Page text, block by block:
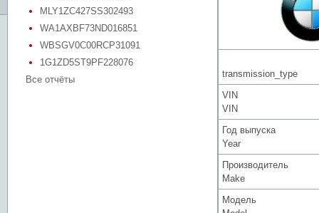
MLY1ZC427SS302493
WA1AXBF73ND016851
WBSGV0C00RCP31091
1G1ZD5ST9PF228076
Все отчёты
transmission_type
VIN
VIN
Год выпуска
Year
Производитель
Make
Модель